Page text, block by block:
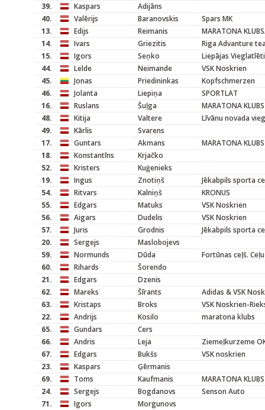
39.
Kaspars
Adijāns
40.
Valērijs Baranovskis
Spars MK
13.
Edijs Reimanis
MARATONA
14.
Ivars Griezitis
Riga Advanture
15.
Igors Seņko
Liepājas
44.
Lelde Neimande
VSK Noskrien
45.
Jonas Priedininkas
Kopfschmerzen
46.
Jolanta Liepiņa
SPORTLAT
16.
Ruslans Šuļga
MARATONA KLUBS
48.
Kitija Valtere
Līvānu novada
49.
Kārlis
Svarens
17.
Guntars Akmans
MARATONA KLUBS
18.
Konstantīns
Krjačko
52.
Kristers
Kuģenieks
19.
Ingus Znotiņš
Jēkabpils sporta
54.
Ritvars Kalniņš
KRONUS
55.
Edgars Matuks
VSK Noskrien
56.
Aigars Dudelis
VSK Noskrien
57.
Juris Grodnis
Jēkabpils sporta
20.
Sergejs
Maslobojevs
59.
Normunds Dūda
Fortūnas ceļš.
60.
Rihards
Šorendo
21.
Edgars
Dzenis
62.
Mareks Šīrants
Adidas & VSK
63.
Kristaps Broks
VSK Noskrien-
22.
Andrijs Kosilo
maratona klubs
65.
Gundars
Cers
66.
Andris Leja
Ziemeļkurzeme
67.
Edgars Bukšs
VSK noskrien
23.
Kaspars
Ģērmanis
69.
Toms Kaufmanis
MARATONA KLUBS
24.
Sergejs Bogdanovs
Senson Auto
71.
Igors
Morgunovs